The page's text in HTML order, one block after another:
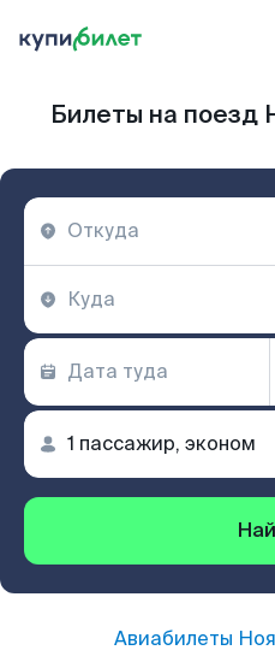
Билеты на поезд
Авиабилеты